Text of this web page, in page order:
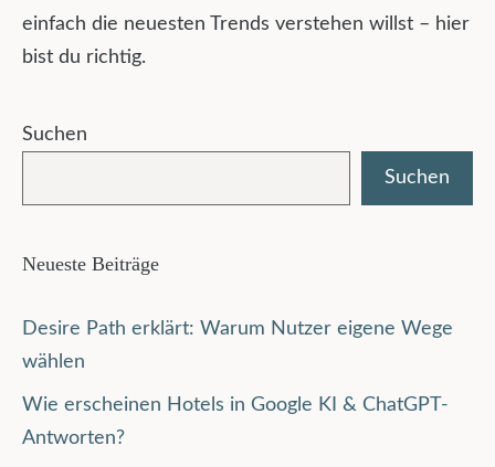
einfach die neuesten Trends verstehen willst – hier
bist du richtig.
Suchen
Suchen
Neueste Beiträge
Desire Path erklärt: Warum Nutzer eigene Wege
wählen
Wie erscheinen Hotels in Google KI & ChatGPT-
Antworten?